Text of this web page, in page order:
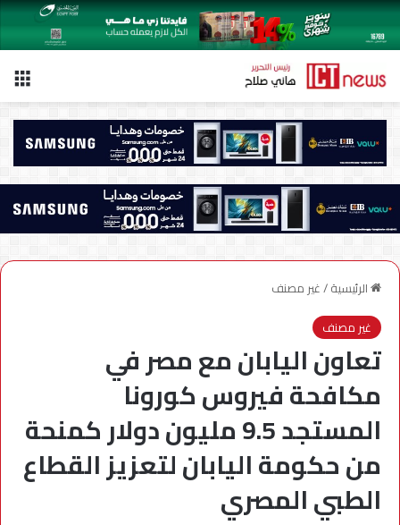
الرئيسية/غير مصنف
غير مصنف
تعاون اليابان مع مصر في
مكافحة فيروس كورونا
المستجد 9.5 مليون دولار كمنحة
من حكومة اليابان لتعزيز القطاع
الطبي المصري